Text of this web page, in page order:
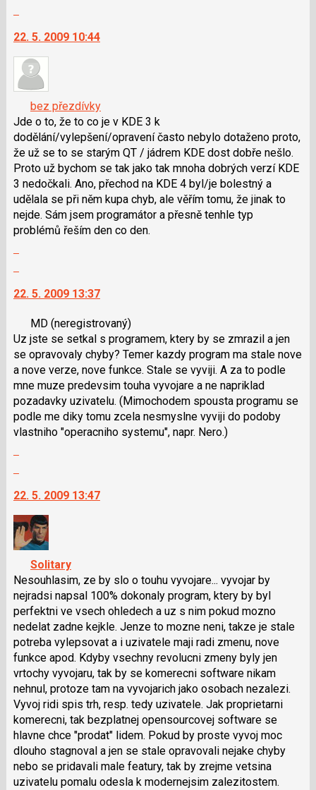
následující
a
P
pro
předchozí
nový
názor
další
nový
názor.
navigaci
lze
použít
i
klávesy
N
pro
následující
a
nový
názor
22. 5. 2009 10:44
bez přezdívky
Jde o to, že to co je v KDE 3 k
dodělání/vylepšení/opravení často nebylo dotaženo proto,
že už se to se starým QT / jádrem KDE dost dobře nešlo.
Proto už bychom se tak jako tak mnoha dobrých verzí KDE
3 nedočkali. Ano, přechod na KDE 4 byl/je bolestný a
udělala se při něm kupa chyb, ale věřím tomu, že jinak to
nejde. Sám jsem programátor a přesně tenhle typ
problémů řeším den co den.
další
názor.
K
navigaci
lze
použít
i
klávesy
N
P
pro
předchozí
nový
názor
22. 5. 2009 13:37
MD (neregistrovaný)
Uz jste se setkal s programem, ktery by se zmrazil a jen
se opravovaly chyby? Temer kazdy program ma stale nove
a nove verze, nove funkce. Stale se vyviji. A za to podle
mne muze predevsim touha vyvojare a ne napriklad
pozadavky uzivatelu. (Mimochodem spousta programu se
podle me diky tomu zcela nesmyslne vyviji do podoby
vlastniho "operacniho systemu", napr. Nero.)
další
nový
názor.
K
navigaci
lze
použít
i
klávesy
N
následující
P
pro
předchozí
nový
22. 5. 2009 13:47
Solitary
Nesouhlasim, ze by slo o touhu vyvojare... vyvojar by
nejradsi napsal 100% dokonaly program, ktery by byl
perfektni ve vsech ohledech a uz s nim pokud mozno
nedelat zadne kejkle. Jenze to mozne neni, takze je stale
potreba vylepsovat a i uzivatele maji radi zmenu, nove
funkce apod. Kdyby vsechny revolucni zmeny byly jen
vrtochy vyvojaru, tak by se komerecni software nikam
nehnul, protoze tam na vyvojarich jako osobach nezalezi.
Vyvoj ridi spis trh, resp. tedy uzivatele. Jak proprietarni
komerecni, tak bezplatnej opensourcovej software se
hlavne chce "prodat" lidem. Pokud by proste vyvoj moc
dlouho stagnoval a jen se stale opravovali nejake chyby
nebo se pridavali male featury, tak by zrejme vetsina
uzivatelu pomalu odesla k modernejsim zalezitostem.